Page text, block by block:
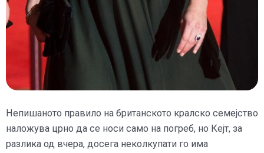
Непишаното правило на британското кралско семејство
наложува црно да се носи само на погреб, но Кејт, за
разлика од вчера, досега неколкупати го има